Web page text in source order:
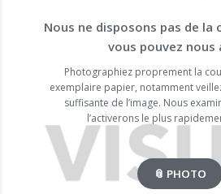
Nous ne disposons pas de la
vous pouvez nous
Photographiez proprement la
exemplaire papier, notamment
suffisante de l’image. Nous
l’activerons le plus
📎 PHOTO